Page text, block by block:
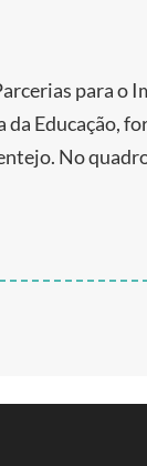
para o
Educação,
No